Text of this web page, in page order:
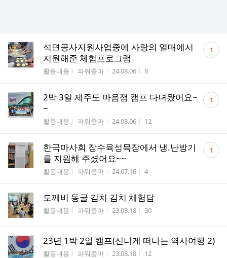
석면공사지원사업중에 사랑의 열매에서
지원해준 체험프로그램
게시판명
활동내용 작성자
파워줌마 작성시간
24.08.06 조회수
8
댓
글 1
2박 3일 제주도 마음잼 캠프 다녀왔어요~
~
게시판명
활동내용 작성자
파워줌마 작성시간
24.08.06 조회수
12
댓
글 1
한국마사회 장수육성목장에서 냉.난방기
를 지원해 주셨어요~~
게시판명
활동내용 작성자
파워줌마 작성시간
24.07.16 조회수
4
댓
글 1
도깨비 동굴 김치 김치 체험담
게시판명
활동내용 작성자
파워줌마 작성시간
23.08.18 조회수
30
23년 1박 2일 캠프(신나게 떠나는 역사여행 2)
게시판명
활동내용 작성자
파워줌마 작성시간
23.08.18 조회수
12